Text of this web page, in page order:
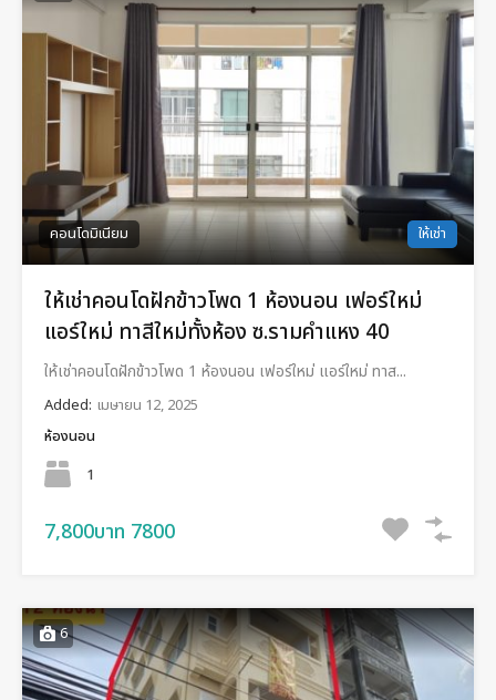
คอนโดมิเนียม ให้เช่า
ให้เช่าคอนโดฝักข้าวโพด 1 ห้องนอน เฟอร์ใหม่
แอร์ใหม่ ทาสีใหม่ทั้งห้อง ซ.รามคำแหง 40
ให้เช่าคอนโดฝักข้าวโพด 1 ห้องนอน เฟอร์ใหม่ แอร์ใหม่ ทาส...
Added: เมษายน 12, 2025
ห้องนอน
1
7,800บาท 7800
6